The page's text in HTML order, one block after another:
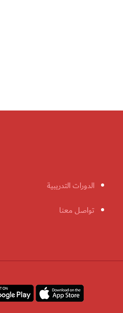
الدورات التدريبية
تواصل معنا